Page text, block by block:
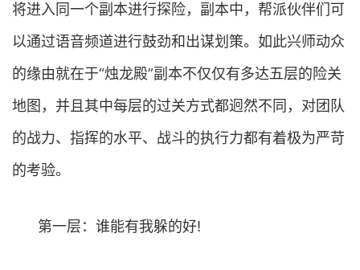
将进入同一个副本进行探险，副本中，帮派伙伴们可
以通过语音频道进行鼓劲和出谋划策。如此兴师动众
的缘由就在于“烛龙殿”副本不仅仅有多达五层的险关
地图，并且其中每层的过关方式都迥然不同，对团队
的战力、指挥的水平、战斗的执行力都有着极为严苛
的考验。
第一层：谁能有我躲的好!